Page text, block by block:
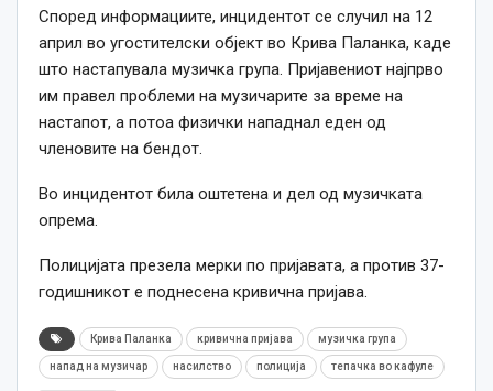
Според информациите, инцидентот се случил на 12
април во угостителски објект во Крива Паланка, каде
што настапувала музичка група. Пријавениот најпрво
им правел проблеми на музичарите за време на
настапот, а потоа физички нападнал еден од
членовите на бендот.
Во инцидентот била оштетена и дел од музичката
опрема.
Полицијата презела мерки по пријавата, а против 37-
годишникот е поднесена кривична пријава.
Крива Паланка кривична пријава музичка група
напад на музичар насилство полиција тепачка во кафуле